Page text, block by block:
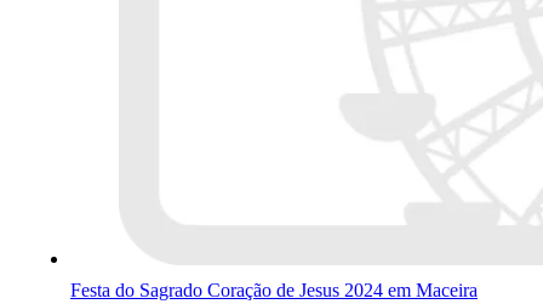
Festa do Sagrado Coração de Jesus 2024 em Maceira